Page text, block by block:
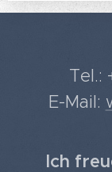
Tel.:
E-Mail:
Ich